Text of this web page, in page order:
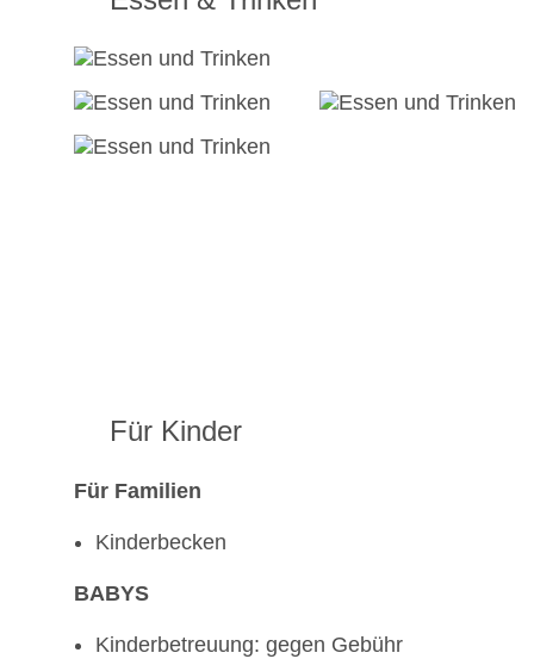
Für Kinder
Für Familien
Kinderbecken
BABYS
Kinderbetreuung: gegen Gebühr